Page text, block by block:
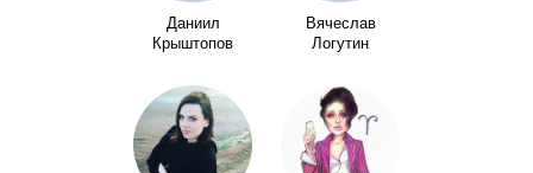
Даниил
Крыштопов
Вячеслав
Логутин